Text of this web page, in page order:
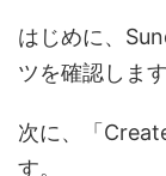
はじめに、
ツを確認します
次に、「
す。